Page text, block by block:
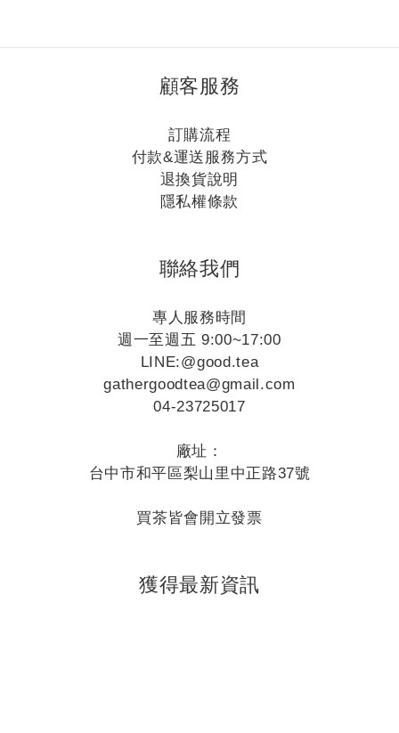
顧客服務
訂購流程
付款&運送服務方式
退換貨說明
隱私權條款
聯絡我們
專人服務時間
週一至週五 9:00~17:00
LINE:@good.tea
gathergoodtea@gmail.com
04-23725017
廠址：
台中市和平區梨山里中正路37號
買茶皆會開立發票
獲得最新資訊